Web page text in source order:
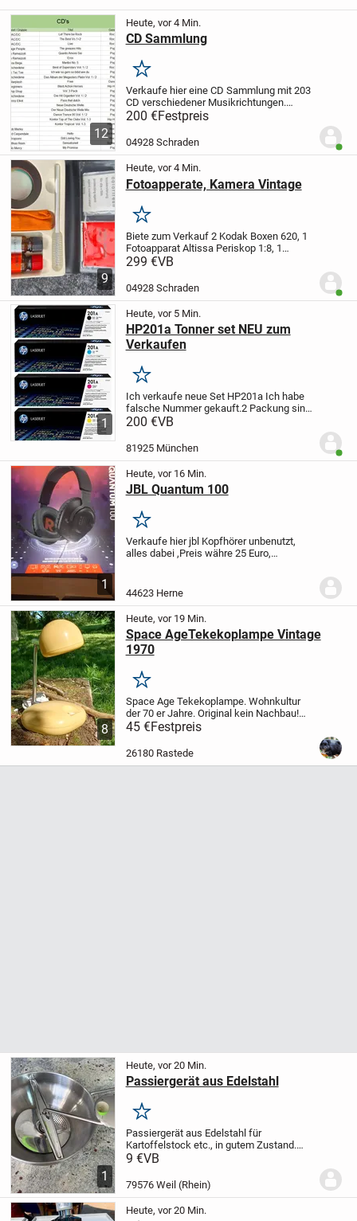
12
Heute, vor 4 Min.
CD Sammlung
Merken
Verkaufe hier eine CD Sammlung mit 203
CD verschiedener Musikrichtungen.
Zusätzlich zur Sammlung biete ich noch
20 CD/DVD mit Hörbücher,
Wellnes+Entspannung sowie Spiele an.
200 €Festpreis
04928 Schraden
9
Heute, vor 4 Min.
Fotoapperate, Kamera Vintage
Merken
Biete zum Verkauf 2 Kodak Boxen 620, 1
Fotoapparat Altissa Periskop 1:8, 1
Filmkamera COSINA SSL - 748 MACRO -
8mm plus Filmrollen und diverses
Zubehör (Stativ,...
299 €VB
04928 Schraden
1
Heute, vor 5 Min.
HP201a Tonner set NEU zum
Verkaufen
Merken
Ich verkaufe neue Set HP201a Ich habe
falsche Nummer gekauft.2 Packung sind
geöffnet aber nicht genutzt.
200 €VB
81925 München
1
Heute, vor 16 Min.
JBL Quantum 100
Merken
Verkaufe hier jbl Kopfhörer unbenutzt,
alles dabei ,Preis währe 25 Euro,
44623 Herne
8
Heute, vor 19 Min.
Space AgeTekekoplampe Vintage
1970
Merken
Space Age Tekekoplampe. Wohnkultur
der 70 er Jahre. Original kein Nachbau!
Funktional mit Leuchtkörper.
45 €Festpreis
26180 Rastede
1
Heute, vor 20 Min.
Passiergerät aus Edelstahl
Merken
Passiergerät aus Edelstahl für
Kartoffelstock etc., in gutem Zustand.
Wenig gebraucht. Fehlkauf, da etwas
9 €VB
79576 Weil (Rhein)
Heute, vor 20 Min.